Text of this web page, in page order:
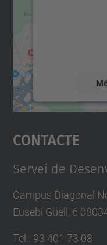
powered
Contacte
Servei de
Campus Diagonal
Eusebi Güell, 6
Tel. : 93 401 73 08